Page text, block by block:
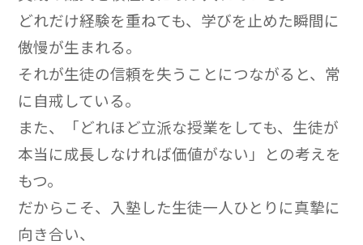
どれだけ経験を重ねても、学びを止めた瞬間に
傲慢が生まれる。
それが生徒の信頼を失うことにつながると、常
に自戒している。
また、「どれほど立派な授業をしても、生徒が
本当に成長しなければ価値がない」との考えを
もつ。
だからこそ、入塾した生徒一人ひとりに真摯に
向き合い、